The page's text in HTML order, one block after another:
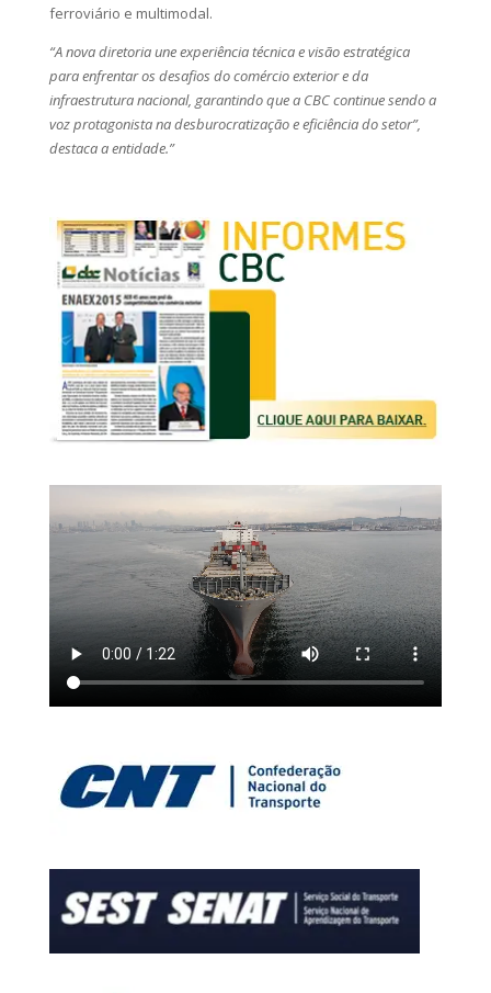
ferroviário e multimodal.
“A nova diretoria une experiência técnica e visão estratégica
para enfrentar os desafios do comércio exterior e da
infraestrutura nacional, garantindo que a CBC continue sendo a
voz protagonista na desburocratização e eficiência do setor”,
destaca a entidade.”